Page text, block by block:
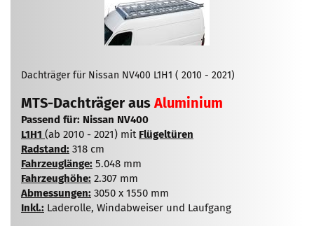
Dachträger für Nissan NV400 L1H1 ( 2010 - 2021)
MTS-Dachträger ausAluminium
Passend für: Nissan NV400
L1H1 (ab 2010 - 2021) mit Flügeltüren
Radstand: 318 cm
Fahrzeuglänge: 5.048 mm
Fahrzeughöhe: 2.307 mm
Abmessungen: 3050 x 1550 mm
Inkl.: Laderolle, Windabweiser und Laufgang